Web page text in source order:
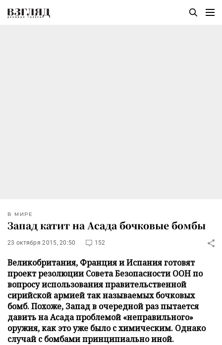
В МИРЕ
Запад катит на Асада бочковые бомбы
23 октября 2015, 20:50 152
Великобритания, Франция и Испания готовят
проект резолюции Совета Безопасности ООН по
вопросу использования правительственной
сирийской армией так называемых бочковых
бомб. Похоже, Запад в очередной раз пытается
давить на Асада проблемой «неправильного»
оружия, как это уже было с химическим. Однако
случай с бомбами принципиально иной.